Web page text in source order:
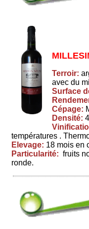
Terroir:
avec du
Surface
Cépage:
Densité:
températures .
Elevage: 18 mois en
Particularité: fruits
ronde.